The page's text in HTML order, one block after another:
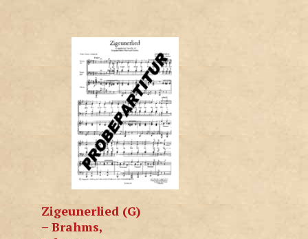
Zigeunerlied (G)
– Brahms,